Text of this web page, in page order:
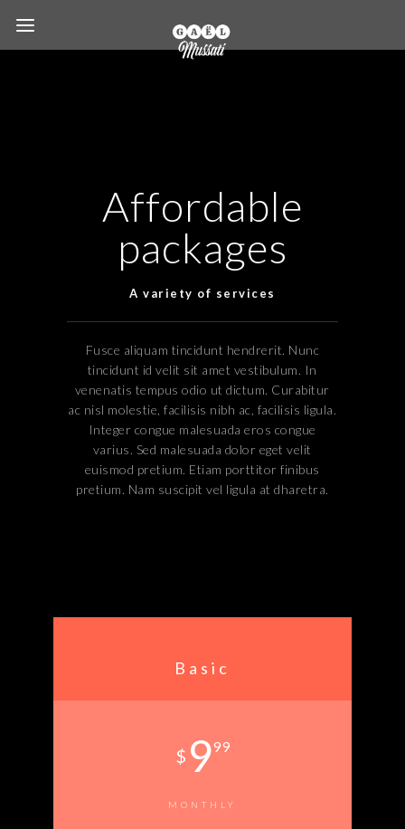
Affordable
packages
A variety of services
Fusce aliquam tincidunt hendrerit. Nunc
tincidunt id velit sit amet vestibulum. In
venenatis tempus odio ut dictum. Curabitur
ac nisl molestie, facilisis nibh ac, facilisis ligula.
Integer congue malesuada eros congue
varius. Sed malesuada dolor eget velit
euismod pretium. Etiam porttitor finibus
pretium. Nam suscipit vel ligula at dharetra.
Basic
$ 999
MONTHLY